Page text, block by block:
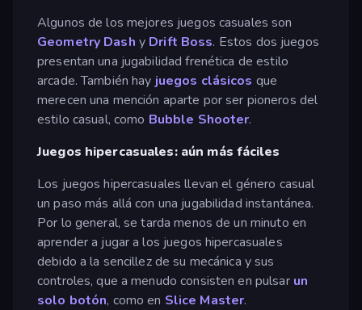
Algunos de los mejores juegos casuales son
Geometry Dash y Drift Boss. Estos dos juegos
presentan una jugabilidad frenética de estilo
arcade. También hay juegos clásicos que
merecen una mención aparte por ser pioneros del
estilo casual, como Bubble Shooter.
Juegos hipercasuales: aún más fáciles
Los juegos hipercasuales llevan el género casual
un paso más allá con una jugabilidad instantánea.
Por lo general, se tarda menos de un minuto en
aprender a jugar a los juegos hipercasuales
debido a la sencillez de su mecánica y sus
controles, que a menudo consisten en pulsar un
solo botón, como en Slice Master.